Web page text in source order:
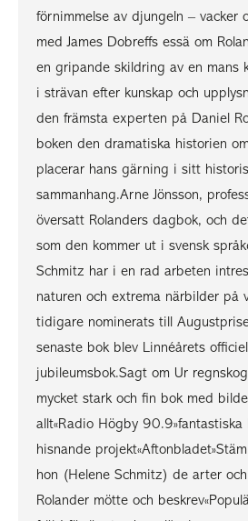
förnimmelse av djungeln – vacker
med James Dobreffs essä om
en gripande skildring av en mans
i strävan efter kunskap och
den främsta experten på Daniel
boken den dramatiska historien
placerar hans gärning i sitt
sammanhang.Arne Jönsson,
översatt Rolanders dagbok, och
som den kommer ut i svensk
Schmitz har i en rad arbeten
naturen och extrema närbilder på
tidigare nominerats till
senaste bok blev Linnéårets
jubileumsbok.Sagt om Ur
mycket stark och fin bok med
allt«Radio Högby
hisnande
hon (Helene Schmitz) de arter
Rolander mötte och